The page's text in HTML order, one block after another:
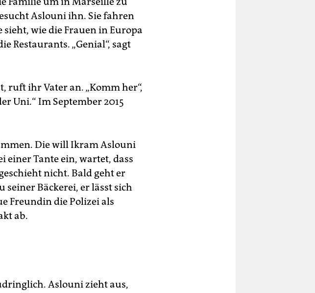
Aslouni ihn. Sie fahren
sieht, wie die Frauen in Europa
Restaurants. „Genial“, sagt
ruft ihr Vater an. „Komm her“,
Uni.“ Im September 2015
Die will Ikram Aslouni
einer Tante ein, wartet, dass
nicht. Bald geht er
Bäckerei, er lässt sich
Freundin die Polizei als
ab.
Aslouni zieht aus,